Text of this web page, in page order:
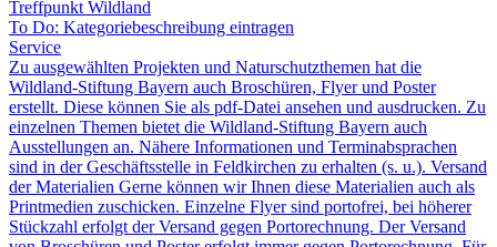
Treffpunkt Wildland
To Do: Kategoriebeschreibung eintragen
Service
Zu ausgewählten Projekten und Naturschutzthemen hat die
Wildland-Stiftung Bayern auch Broschüren, Flyer und Poster
erstellt. Diese können Sie als pdf-Datei ansehen und ausdrucken. Zu
einzelnen Themen bietet die Wildland-Stiftung Bayern auch
Ausstellungen an. Nähere Informationen und Terminabsprachen
sind in der Geschäftsstelle in Feldkirchen zu erhalten (s. u.). Versand
der Materialien Gerne können wir Ihnen diese Materialien auch als
Printmedien zuschicken. Einzelne Flyer sind portofrei, bei höherer
Stückzahl erfolgt der Versand gegen Portorechnung. Der Versand